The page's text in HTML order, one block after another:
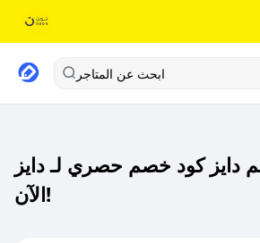
ابحث عن المتاجر
دايز كود خصم حصري لـ دايز
الآن!